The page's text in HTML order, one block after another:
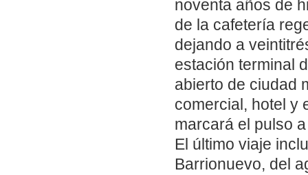
noventa años de
de la cafetería
dejando a
estación terminal
abierto de ciudad
comercial, hotel y
marcará el pulso
El último viaje
Barrionuevo, del